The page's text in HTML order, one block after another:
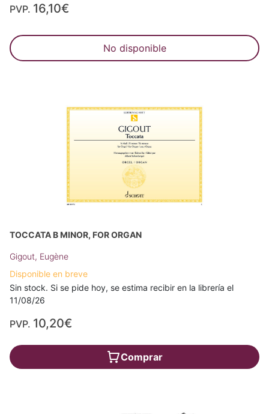
PVP. 16,10€
No disponible
TOCCATA B MINOR, FOR ORGAN
Gigout, Eugène
Disponible en breve
Sin stock. Si se pide hoy, se estima recibir en la librería el
11/08/26
PVP. 10,20€
Comprar